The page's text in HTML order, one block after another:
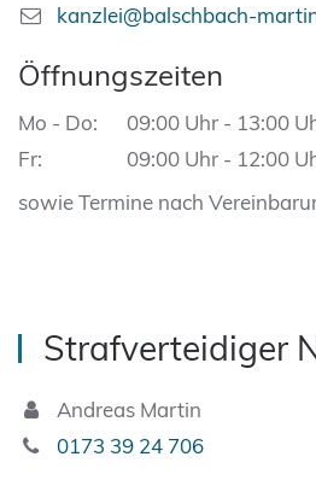
kanzlei@balschbach-
Öffnungszeiten
Mo - Do:
09:00 Uhr - 13:00
Fr:
09:00 Uhr - 12:00
sowie Termine nach
Strafverteidiger
Andreas Martin
0173 39 24 706